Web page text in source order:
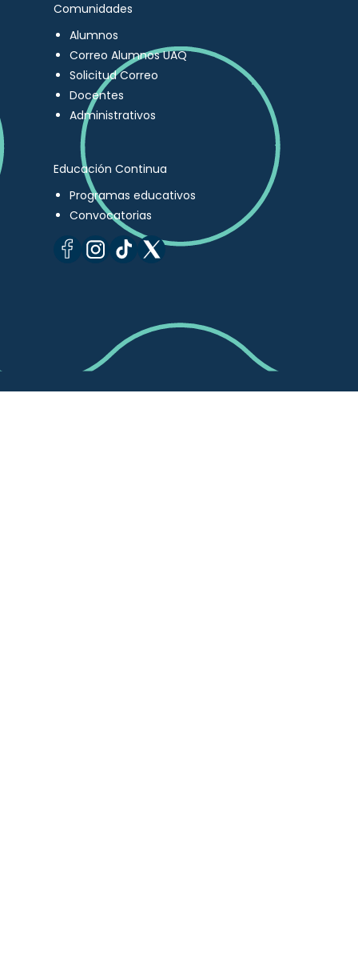
Comunidades
Alumnos
Correo Alumnos UAQ
Solicitud Correo
Docentes
Administrativos
Educación Continua
Programas educativos
Convocatorias